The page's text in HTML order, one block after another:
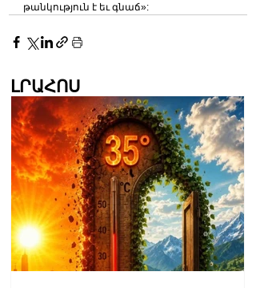
թանկություն է եւ գնաճ»:
ԼՐԱՀՈՍ